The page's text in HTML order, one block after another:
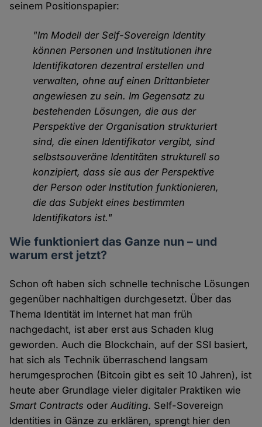
seinem Positionspapier:
"Im Modell der Self-Sovereign Identity
können Personen und Institutionen ihre
Identifikatoren dezentral erstellen und
verwalten, ohne auf einen Drittanbieter
angewiesen zu sein. Im Gegensatz zu
bestehenden Lösungen, die aus der
Perspektive der Organisation strukturiert
sind, die einen Identifikator vergibt, sind
selbstsouveräne Identitäten strukturell so
konzipiert, dass sie aus der Perspektive
der Person oder Institution funktionieren,
die das Subjekt eines bestimmten
Identifikators ist."
Wie funktioniert das Ganze nun – und
warum erst jetzt?
Schon oft haben sich schnelle technische Lösungen
gegenüber nachhaltigen durchgesetzt. Über das
Thema Identität im Internet hat man früh
nachgedacht, ist aber erst aus Schaden klug
geworden. Auch die Blockchain, auf der SSI basiert,
hat sich als Technik überraschend langsam
herumgesprochen (Bitcoin gibt es seit 10 Jahren), ist
heute aber Grundlage vieler digitaler Praktiken wie
Smart Contracts oderAuditing. Self-Sovereign
Identities in Gänze zu erklären, sprengt hier den